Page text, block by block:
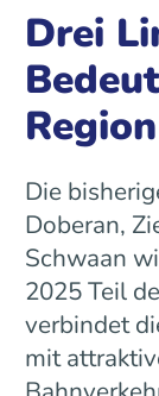
Drei
Region
Die
Doberan,
Schwaan
2025 Teil
verbindet
mit